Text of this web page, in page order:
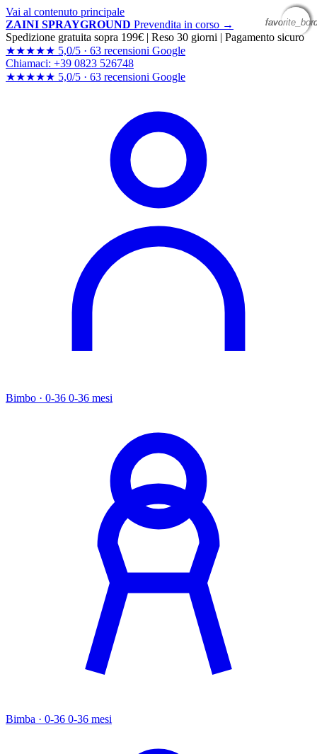
Vai al contenuto principale
ZAINI SPRAYGROUND Prevendita in corso →
Spedizione gratuita sopra 199€ | Reso 30 giorni | Pagamento sicuro
★★★★★ 5,0/5 · 63 recensioni Google
Chiamaci: +39 0823 526748
★★★★★ 5,0/5 · 63 recensioni Google
Bimbo · 0-36 0-36 mesi
Bimba · 0-36 0-36 mesi